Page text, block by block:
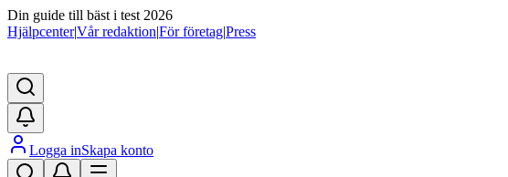
Din guide till bäst i test 2026
Hjälpcenter|Vår redaktion|För företag|Press
Logga inSkapa konto